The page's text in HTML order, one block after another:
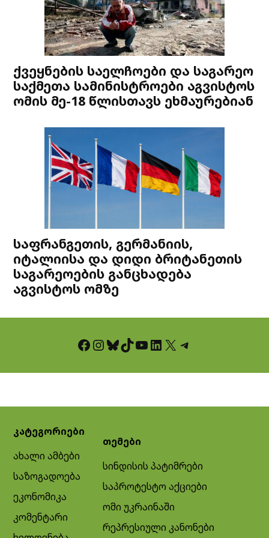
ქვეყნების საელჩოები და საგარეო
საქმეთა სამინისტროები აგვისტოს
ომის მე-18 წლისთავს ეხმაურებიან
საფრანგეთის, გერმანიის,
იტალიისა და დიდი ბრიტანეთის
საგარეოების განცხადება
აგვისტოს ომზე
Facebook InstagramBluesky TikTok YouTube LinkedIn X Telegram
კატეგორიები
ახალი ამბები
საზოგადოება
ეკონომიკა
კომენტარი
თემები
სინდისის პატიმრები
საპროტესტო აქციები
ომი უკრაინაში
რეპრესიული კანონები